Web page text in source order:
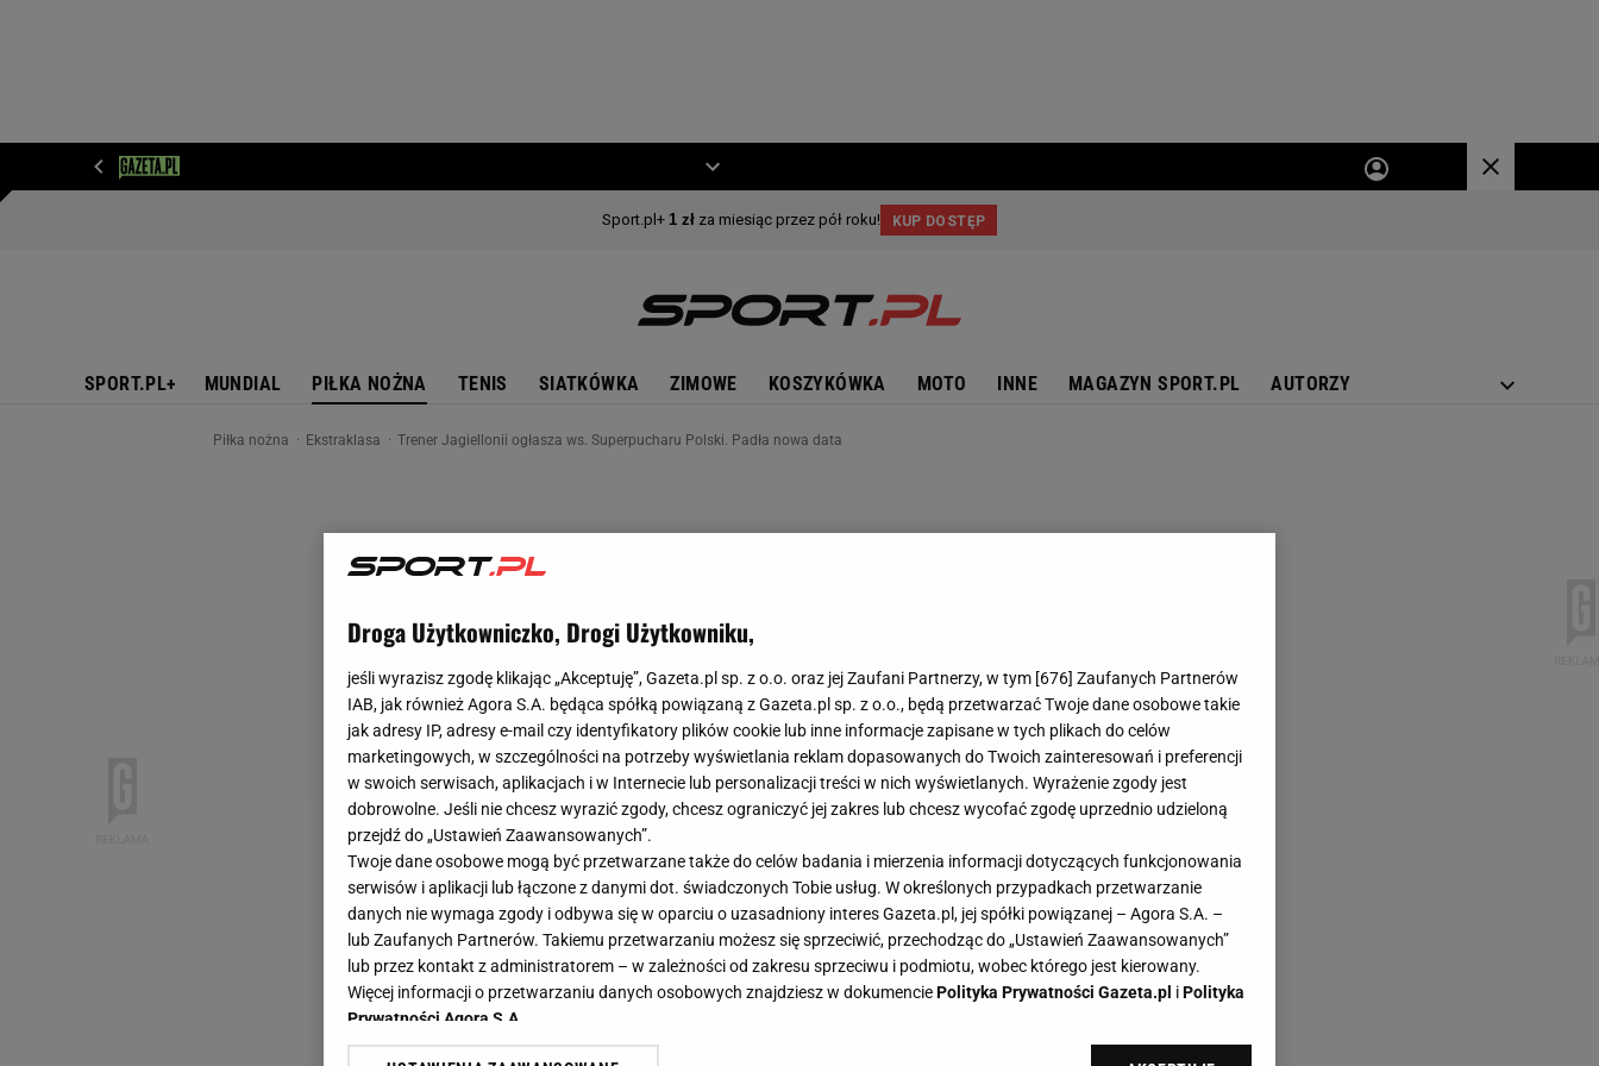
SPORT.PL+ MUNDIAL PIŁKA NOŻNA TENIS SIATKÓWKA ZIMOWE KOSZYKÓWKA MOTO INNE MAGAZYN SPORT.PL AUTORZY
Piłka nożna Ekstraklasa Trener Jagiellonii ogłasza ws. Superpucharu Polski. Padła nowa data
Droga Użytkowniczko, Drogi Użytkowniku,
jeśli wyrazisz zgodę klikając „Akceptuję”, Gazeta.pl sp. z o.o. oraz jej Zaufani Partnerzy, w tym [676] Zaufanych Partnerów
IAB, jak również Agora S.A. będąca spółką powiązaną z Gazeta.pl sp. z o.o., będą przetwarzać Twoje dane osobowe takie
jak adresy IP, adresy e-mail czy identyfikatory plików cookie lub inne informacje zapisane w tych plikach do celów
marketingowych, w szczególności na potrzeby wyświetlania reklam dopasowanych do Twoich zainteresowań i preferencji
w swoich serwisach, aplikacjach i w Internecie lub personalizacji treści w nich wyświetlanych. Wyrażenie zgody jest
dobrowolne. Jeśli nie chcesz wyrazić zgody, chcesz ograniczyć jej zakres lub chcesz wycofać zgodę uprzednio udzieloną
przejdź do „Ustawień Zaawansowanych”.
Twoje dane osobowe mogą być przetwarzane także do celów badania i mierzenia informacji dotyczących funkcjonowania
serwisów i aplikacji lub łączone z danymi dot. świadczonych Tobie usług. W określonych przypadkach przetwarzanie
danych nie wymaga zgody i odbywa się w oparciu o uzasadniony interes Gazeta.pl, jej spółki powiązanej – Agora S.A. –
lub Zaufanych Partnerów. Takiemu przetwarzaniu możesz się sprzeciwić, przechodząc do „Ustawień Zaawansowanych”
lub przez kontakt z administratorem – w zależności od zakresu sprzeciwu i podmiotu, wobec którego jest kierowany.
Więcej informacji o przetwarzaniu danych osobowych znajdziesz w dokumenciePolityka Prywatności Gazeta.pl iPolityka
Prywatności Agora S.A.